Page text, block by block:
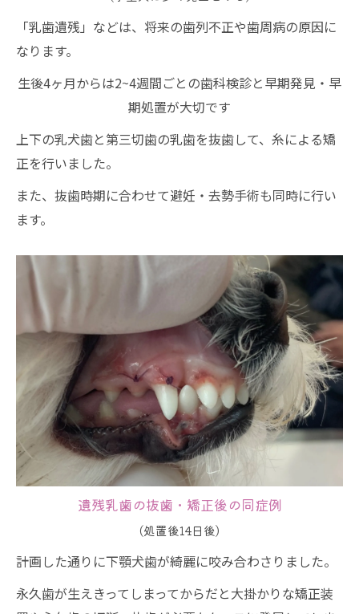
「乳歯遺残」などは、将来の歯列不正や歯周病の原因に
なります。
生後4ヶ月からは2~4週間ごとの歯科検診と早期発見・早
期処置が大切です
上下の乳犬歯と第三切歯の乳歯を抜歯して、糸による矯
正を行いました。
また、抜歯時期に合わせて避妊・去勢手術も同時に行い
ます。
遺残乳歯の抜歯・矯正後の同症例
(処置後14日後)
計画した通りに下顎犬歯が綺麗に咬み合わさりました。
永久歯が生えきってしまってからだと大掛かりな矯正装